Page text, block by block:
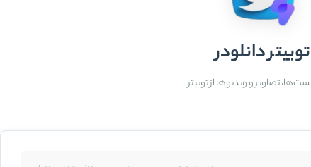
توییتر دانلودر
تصاویر و ویدیوها از توییتر